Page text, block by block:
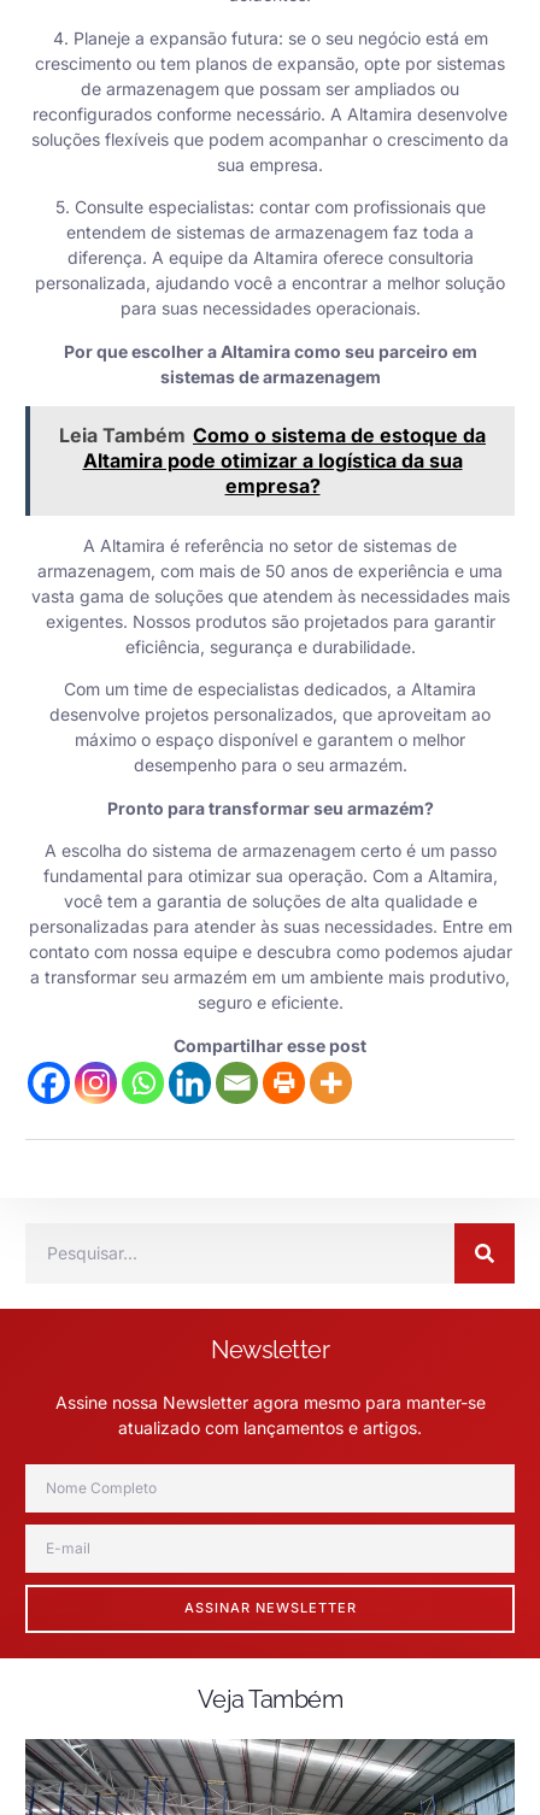
4. Planeje a expansão futura: se o seu negócio está em
crescimento ou tem planos de expansão, opte por sistemas
de armazenagem que possam ser ampliados ou
reconfigurados conforme necessário. A Altamira desenvolve
soluções flexíveis que podem acompanhar o crescimento da
sua empresa.
5. Consulte especialistas: contar com profissionais que
entendem de sistemas de armazenagem faz toda a
diferença. A equipe da Altamira oferece consultoria
personalizada, ajudando você a encontrar a melhor solução
para suas necessidades operacionais.
Por que escolher a Altamira como seu parceiro em
sistemas de armazenagem
Leia Também Como o sistema de estoque da
Altamira pode otimizar a logística da sua
empresa?
A Altamira é referência no setor de sistemas de
armazenagem, com mais de 50 anos de experiência e uma
vasta gama de soluções que atendem às necessidades mais
exigentes. Nossos produtos são projetados para garantir
eficiência, segurança e durabilidade.
Com um time de especialistas dedicados, a Altamira
desenvolve projetos personalizados, que aproveitam ao
máximo o espaço disponível e garantem o melhor
desempenho para o seu armazém.
Pronto para transformar seu armazém?
A escolha do sistema de armazenagem certo é um passo
fundamental para otimizar sua operação. Com a Altamira,
você tem a garantia de soluções de alta qualidade e
personalizadas para atender às suas necessidades. Entre em
contatocom nossa equipe e descubra como podemos ajudar
a transformar seu armazém em um ambiente mais produtivo,
seguro e eficiente.
Compartilhar esse post
Newsletter
Assine nossa Newsletter agora mesmo para manter-se
atualizado com lançamentos e artigos.
ASSINAR NEWSLETTER
Veja Também